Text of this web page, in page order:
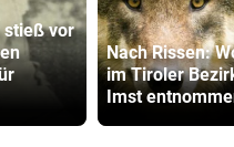
stieß vor
Nach Rissen:
im Tiroler
Imst